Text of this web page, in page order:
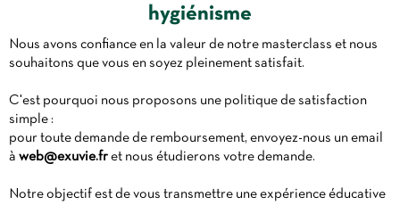
hygiénisme
Nous avons confiance en la valeur de notre masterclass et nous
souhaitons que vous en soyez pleinement satisfait.
C'est pourquoi nous proposons une politique de satisfaction
simple :
pour toute demande de remboursement, envoyez-nous un email
à web@exuvie.fr et nous étudierons votre demande.
Notre objectif est de vous transmettre une expérience éducative